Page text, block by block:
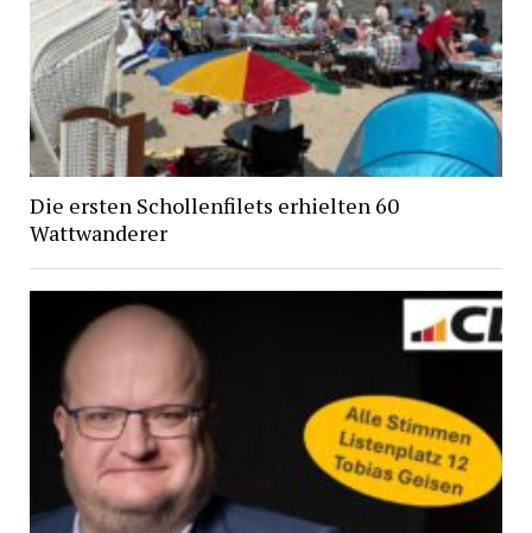
Die ersten Schollenfilets erhielten 60
Wattwanderer